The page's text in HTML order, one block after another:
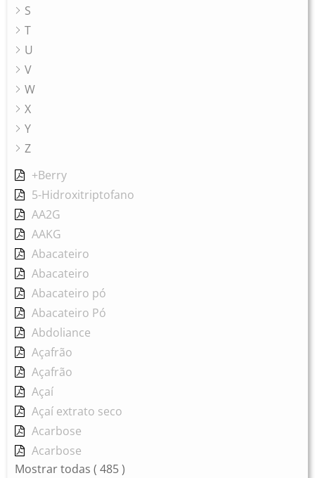
S
T
U
V
W
X
Y
Z
+Berry
5-Hidroxitriptofano
AA2G
AAKG
Abacateiro
Abacateiro
Abacateiro pó
Abacateiro Pó
Abdoliance
Açafrão
Açafrão
Açaí
Açaí extrato seco
Acarbose
Acarbose
Mostrar todas ( 485 )